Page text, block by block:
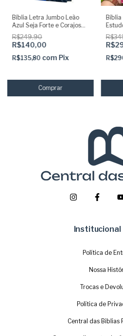
Bíblia Letra Jumbo Leão
Azul Seja Forte e Corajoso
com Abas Adesivas Capa
dura Acolchoada e Harpa
R$249,90
R$140,00
R$135,80 com Pix
Bíblia
com
Institucional
Política de
Nossa
Trocas e
Política de
Central das Biblias